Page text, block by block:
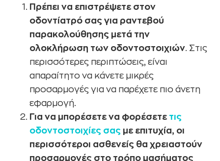
Πρέπει να επιστρέψετε στον
οδοντίατρό σας για ραντεβού
παρακολούθησης μετά την
ολοκλήρωση των οδοντοστοιχιών. Στις
περισσότερες περιπτώσεις, είναι
απαραίτητο να κάνετε μικρές
προσαρμογές για να παρέχετε πιο άνετη
εφαρμογή.
Για να μπορέσετε να φορέσετε τις
οδοντοστοιχίες σας με επιτυχία, οι
περισσότεροι ασθενείς θα χρειαστούν
προσαρμογές στο τρόπο μασήματος